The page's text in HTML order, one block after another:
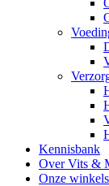
Kennisbank
Over Vits &
Onze winkels